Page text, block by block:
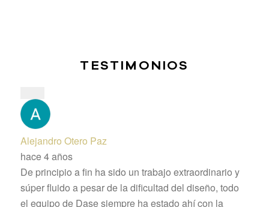
TESTIMONIOS
Alejandro Otero Paz
hace 4 años
De principio a fin ha sido un trabajo extraordinario y
súper fluido a pesar de la dificultad del diseño, todo
el equipo de Dase siempre ha estado ahí con la